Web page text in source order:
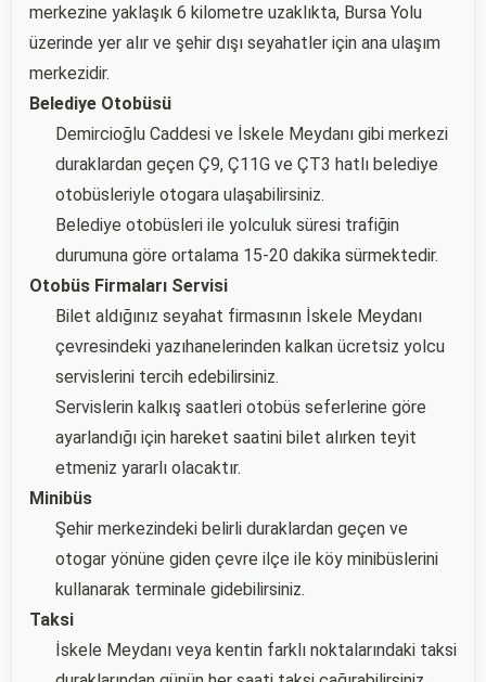
merkezine yaklaşık 6 kilometre uzaklıkta, Bursa Yolu
üzerinde yer alır ve şehir dışı seyahatler için ana ulaşım
merkezidir.
Belediye Otobüsü
Demircioğlu Caddesi ve İskele Meydanı gibi merkezi
duraklardan geçen Ç9, Ç11G ve ÇT3 hatlı belediye
otobüsleriyle otogara ulaşabilirsiniz.
Belediye otobüsleri ile yolculuk süresi trafiğin
durumuna göre ortalama 15-20 dakika sürmektedir.
Otobüs Firmaları Servisi
Bilet aldığınız seyahat firmasının İskele Meydanı
çevresindeki yazıhanelerinden kalkan ücretsiz yolcu
servislerini tercih edebilirsiniz.
Servislerin kalkış saatleri otobüs seferlerine göre
ayarlandığı için hareket saatini bilet alırken teyit
etmeniz yararlı olacaktır.
Minibüs
Şehir merkezindeki belirli duraklardan geçen ve
otogar yönüne giden çevre ilçe ile köy minibüslerini
kullanarak terminale gidebilirsiniz.
Taksi
İskele Meydanı veya kentin farklı noktalarındaki taksi